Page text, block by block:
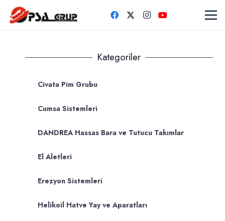
Kategoriler
Civata Pim Grubu
Cumsa Sistemleri
DANDREA Hassas Bara ve Tutucu Takımlar
El Aletleri
Erezyon Sistemleri
Helikoil Hatve Yay ve Aparatları